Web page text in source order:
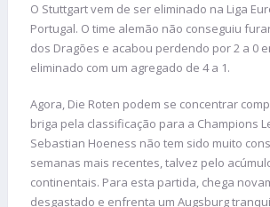
O Stuttgart vem de ser eliminado na Liga
Portugal. O time alemão não conseguiu
dos Dragões e acabou perdendo por 2 a 0
eliminado com um agregado de 4 a 1.
Agora, Die Roten podem se concentrar
briga pela classificação para a Champions
Sebastian Hoeness não tem sido muito
semanas mais recentes, talvez pelo
continentais. Para esta partida, chega
desgastado e enfrenta um Augsburg